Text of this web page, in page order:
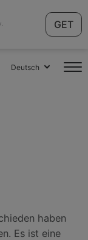
GET
Deutsch
haben
Es ist eine